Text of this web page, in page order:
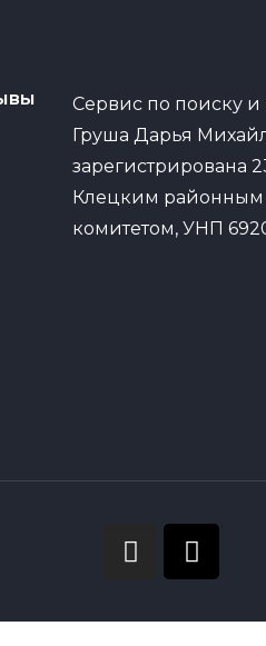
Сервис по поиску и
Груша Дарья
зарегистрирована
Клецким
комитетом, УНП